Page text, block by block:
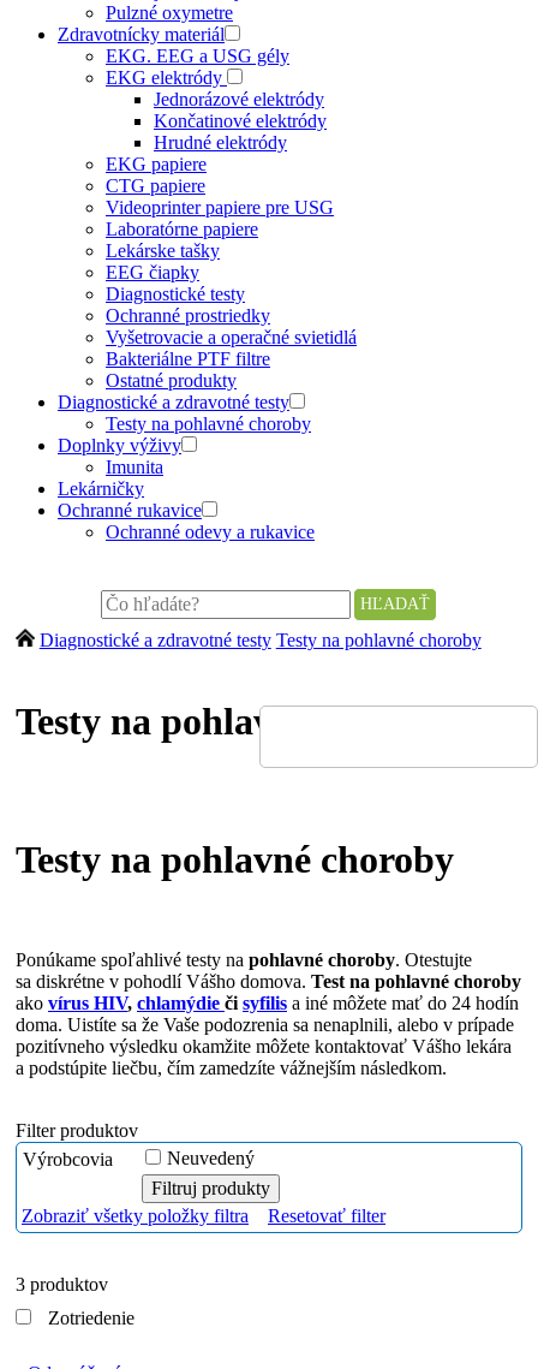
Pulzné oxymetre
Zdravotnícky materiál
EKG. EEG a USG gély
EKG elektródy
Jednorázové elektródy
Končatinové elektródy
Hrudné elektródy
EKG papiere
CTG papiere
Videoprinter papiere pre USG
Laboratórne papiere
Lekárske tašky
EEG čiapky
Diagnostické testy
Ochranné prostriedky
Vyšetrovacie a operačné svietidlá
Bakteriálne PTF filtre
Ostatné produkty
Diagnostické a zdravotné testy
Testy na pohlavné choroby
Doplnky výživy
Imunita
Lekárničky
Ochranné rukavice
Ochranné odevy a rukavice
Diagnostické a zdravotné testy Testy na pohlavné choroby
Testy na pohlavné choroby
Testy na pohlavné choroby
Ponúkame spoľahlivé testy na pohlavné choroby. Otestujte
sa diskrétne v pohodlí Vášho domova. Test na pohlavné choroby
ako vírus HIV, chlamýdie či syfilis a iné môžete mať do 24 hodín
doma. Uistíte sa že Vaše podozrenia sa nenaplnili, alebo v prípade
pozitívneho výsledku okamžite môžete kontaktovať Vášho lekára
a podstúpite liečbu, čím zamedzíte vážnejším následkom.
Filter produktov
Výrobcovia
Neuvedený
Zobraziť všetky položky filtra Resetovať filter
3 produktov
Zotriedenie